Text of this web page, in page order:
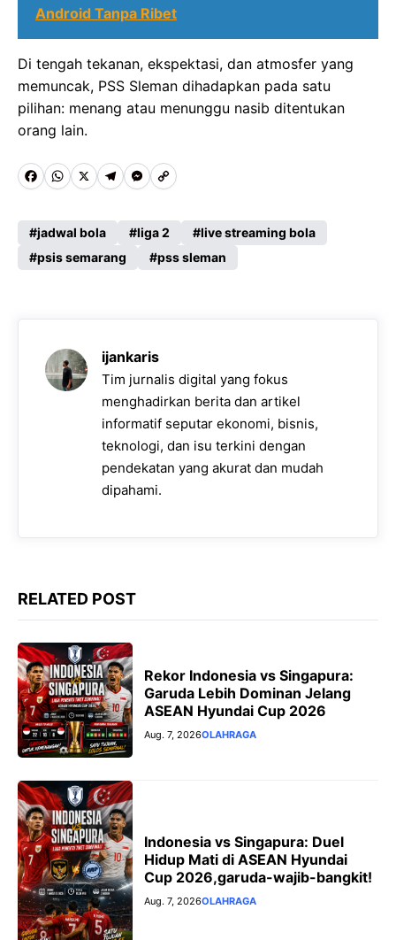
Android Tanpa Ribet
Di tengah tekanan, ekspektasi, dan atmosfer yang
memuncak, PSS Sleman dihadapkan pada satu
pilihan: menang atau menunggu nasib ditentukan
orang lain.
F
c
e
o
W
a
t
A
p
p
X T
l
e
r
a
m
M
s
s
n
g
e
r
C
p
y
i
n
k
jadwal bola liga 2
live streaming bola
psis semarang
pss sleman
ijankaris
Tim jurnalis digital yang fokus
menghadirkan berita dan artikel
informatif seputar ekonomi, bisnis,
teknologi, dan isu terkini dengan
pendekatan yang akurat dan mudah
dipahami.
RELATED POST
Rekor Indonesia vs Singapura:
Garuda Lebih Dominan Jelang
ASEAN Hyundai Cup 2026
Aug. 7, 2026OLAHRAGA
Indonesia vs Singapura: Duel
Hidup Mati di ASEAN Hyundai
Cup 2026,garuda-wajib-bangkit!
Aug. 7, 2026OLAHRAGA